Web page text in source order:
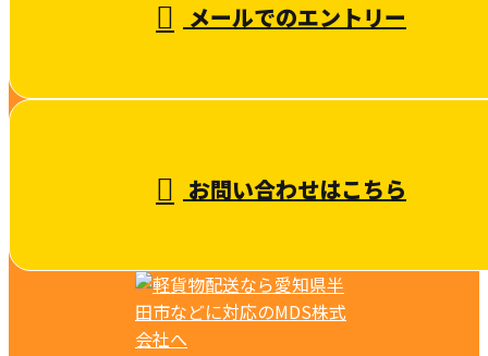
メールでのエントリー
お問い合わせはこちら